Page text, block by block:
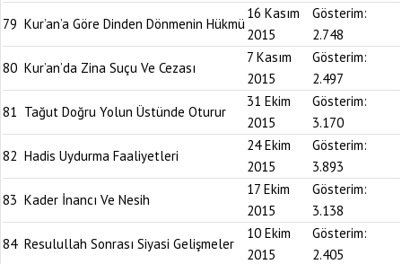
79 Kur’an’a Göre Dinden Dönmenin Hükmü
16 Kasım
2015
Gösterim:
2.748
80 Kur’an’da Zina Suçu Ve Cezası
7 Kasım
2015
Gösterim:
2.497
81 Tağut Doğru Yolun Üstünde Oturur
31 Ekim
2015
Gösterim:
3.170
82 Hadis Uydurma Faaliyetleri
24 Ekim
2015
Gösterim:
3.893
83 Kader İnancı Ve Nesih
17 Ekim
2015
Gösterim:
3.138
84 Resulullah Sonrası Siyasi Gelişmeler
10 Ekim
2015
Gösterim:
2.405